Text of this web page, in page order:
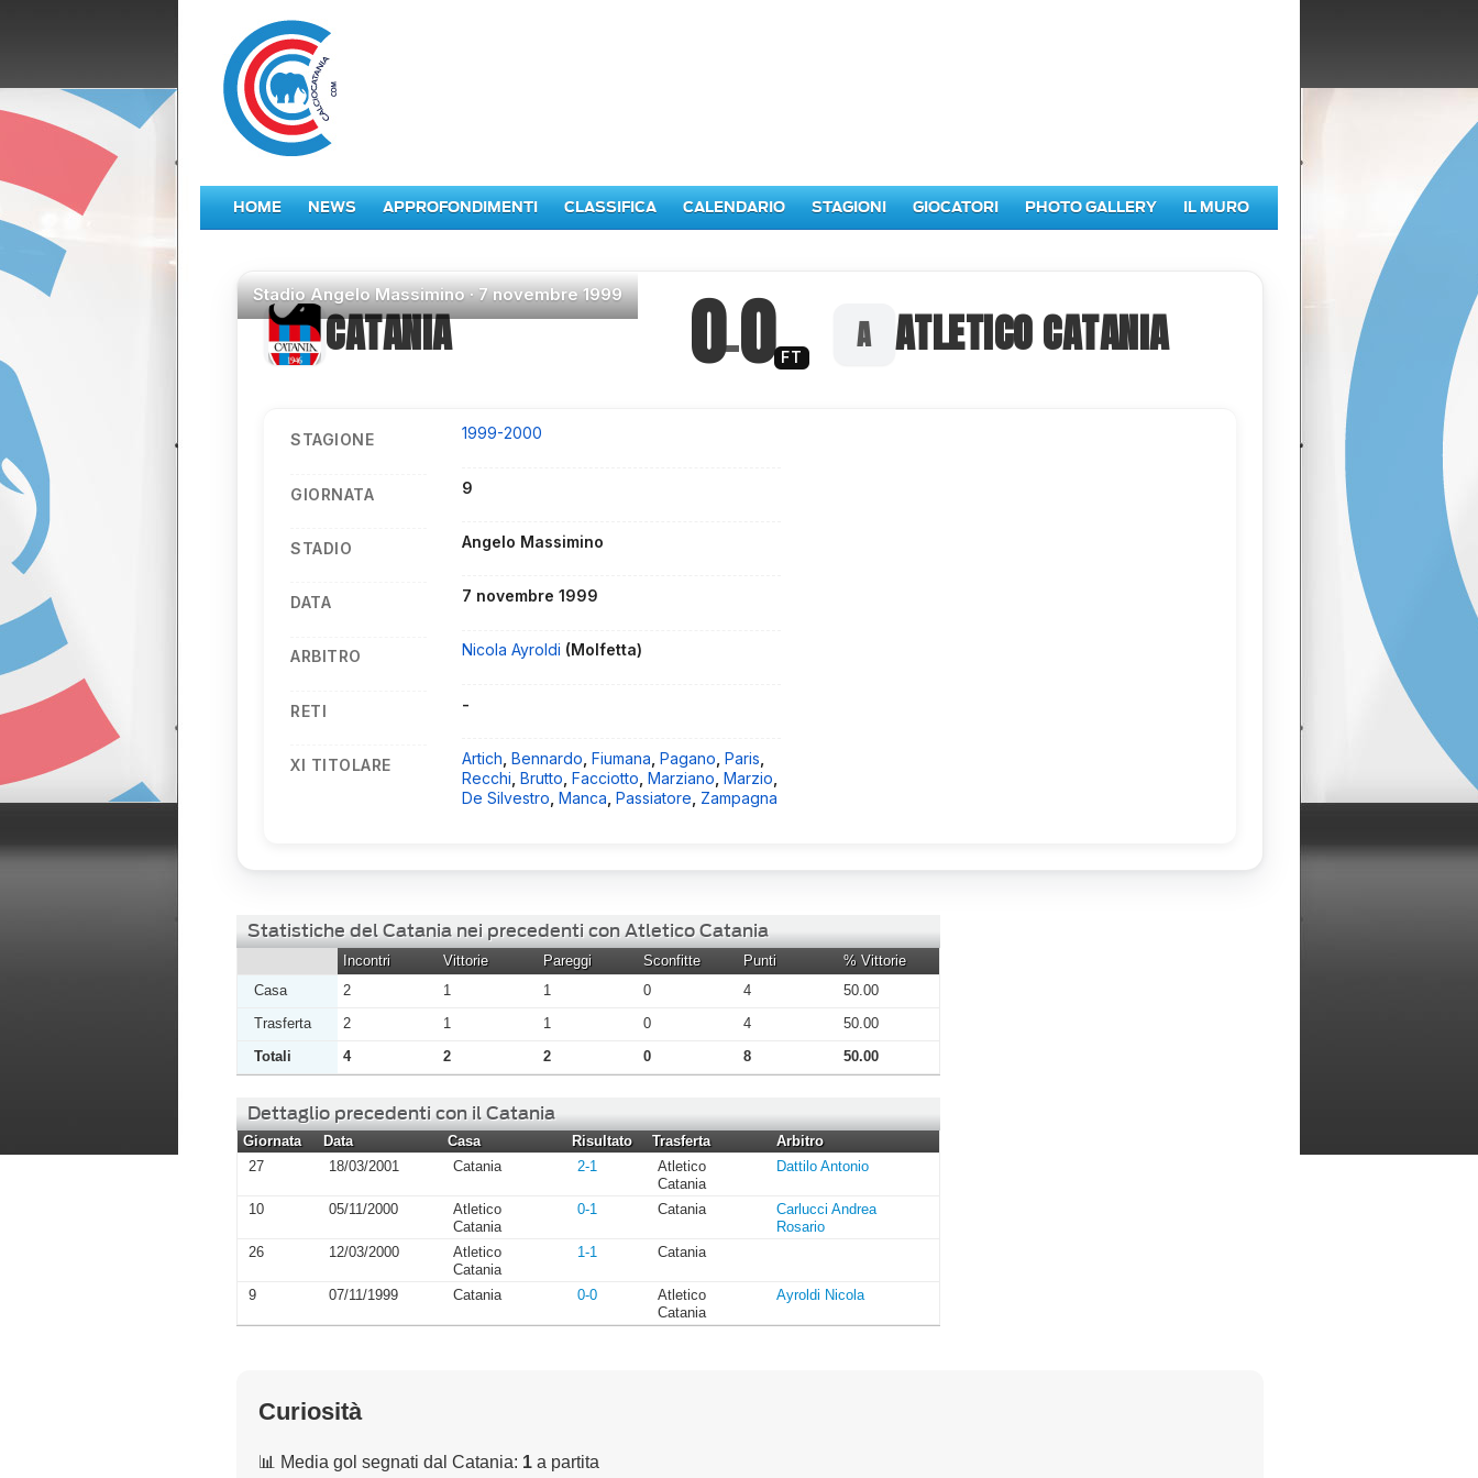
HOME NEWS APPROFONDIMENTI CLASSIFICA CALENDARIO STAGIONI GIOCATORI PHOTO GALLERY IL MURO
StadioAngelo Massimino ·7 novembre 1999
CATANIA 0–0 FT ATLETICO CATANIA
STAGIONE 1999-2000
GIORNATA 9
STADIO Angelo Massimino
DATA 7 novembre 1999
ARBITRO Nicola Ayroldi (Molfetta)
RETI -
XI TITOLARE Artich ,Bennardo ,Fiumana ,Pagano ,Paris
Recchi ,Brutto ,Facciotto ,Marziano ,Marzio
De Silvestro ,Manca ,Passiatore Zampagna
Statistiche del Catania nei precedenti con Atletico Catania
Incontri Vittorie Pareggi Sconfitte Punti
% Vittorie
Casa
2 1 1 0 4
50.00
Trasferta
2 1 1 0 4
50.00
Totali
4 2 2 0 8 50.00
Dettaglio precedenti con il Catania
Giornata Data Casa Risultato Trasferta
Arbitro
27
18/03/2001 Catania 2-1
Atletico
Catania
Dattilo Antonio
10 05/11/2000
Atletico
Catania
0-1 Catania
Carlucci Andrea
Rosario
26
12/03/2000
Atletico
Catania
1-1 Catania
9 07/11/1999 Catania 0-0
Atletico
Catania
Ayroldi Nicola
Curiosità
📊 Media gol segnati dal Catania: 1 a partita